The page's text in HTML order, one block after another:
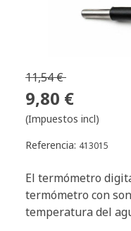
11,54 €
9,80 €
(Impuestos incl)
Referencia: 413015
El termómetro
termómetro con
temperatura del